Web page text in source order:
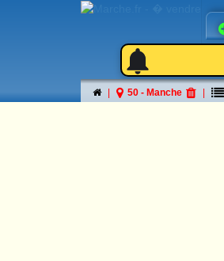
notifications
notifications
50 - Manche